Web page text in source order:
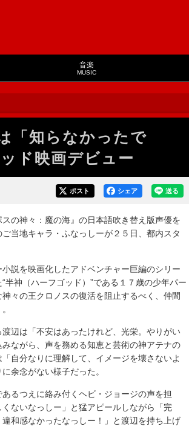
音楽
MUSIC
「知らなかったで
ド映画デビュー
送る
シェア
ポスト
の神々：魔の海』の日本語吹き替え版声優を
当地キャラ・ふなっしーが２５日、都内スタ
説を映画化したアドベンチャー巨編のシリー
神（ハーフゴッド）”である１７歳の少年パー
々の王クロノスの復活を阻止するべく、仲間
辺は「不安はあったけれど、光栄。やりがい
ながら、声を務める知恵と芸術の神アテナの
自分なりに理解して、イメージを壊さないよ
余念がない様子だった。
るつえに絡み付くヘビ・ジョージの声を担
ないなっしー」と猛アピールしながら「完
感なかったなっしー！」と渡辺を持ち上げ